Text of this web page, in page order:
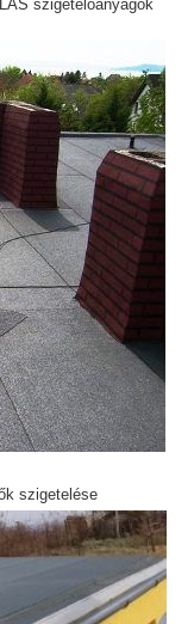
szigetelőanyagok